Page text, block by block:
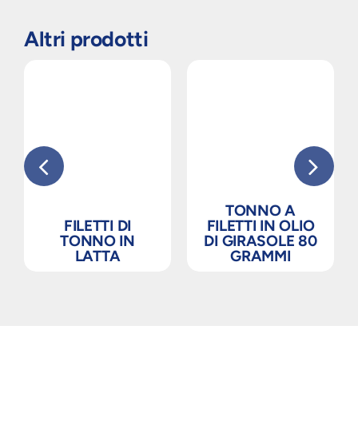
Altri prodotti
FILETTI DI
TONNO IN
LATTA
TONNO A
FILETTI IN OLIO
DI GIRASOLE 80
GRAMMI